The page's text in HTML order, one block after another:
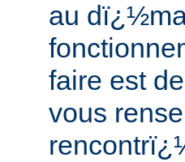
au
faire est
vous